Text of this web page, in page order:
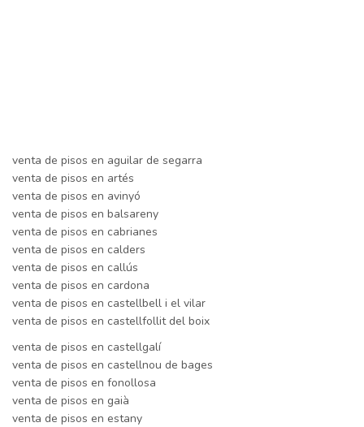
venta de pisos en aguilar de segarra
venta de pisos en artés
venta de pisos en avinyó
venta de pisos en balsareny
venta de pisos en cabrianes
venta de pisos en calders
venta de pisos en callús
venta de pisos en cardona
venta de pisos en castellbell i el vilar
venta de pisos en castellfollit del boix
venta de pisos en castellgalí
venta de pisos en castellnou de bages
venta de pisos en fonollosa
venta de pisos en gaià
venta de pisos en estany